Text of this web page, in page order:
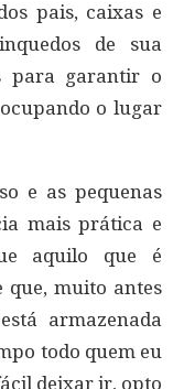
pais, caixas e
de sua
para garantir o
o lugar
e as pequenas
mais prática e
aquilo que é
que, muito antes
armazenada
todo quem eu
deixar ir, opto